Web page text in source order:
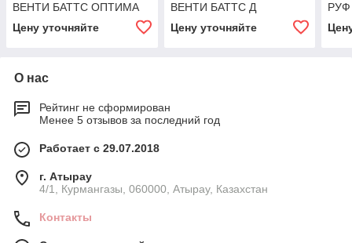
ВЕНТИ БАТТС ОПТИМА
Цену уточняйте
ВЕНТИ БАТТС Д
Цену уточняйте
О нас
Рейтинг не сформирован
Менее 5 отзывов за последний год
Работает с 29.07.2018
г. Атырау
4/1, Курмангазы, 060000, Атырау, Казахстан
Контакты